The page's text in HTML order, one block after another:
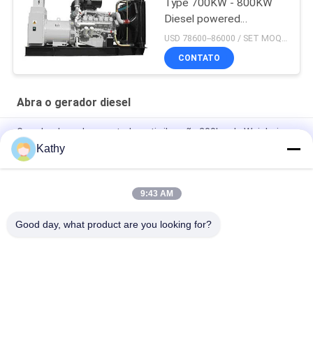
Type 700KW - 800KW
Diesel powered
Generator for Industrial USD 78600--86000 / SET MOQ:1 conjunto
CONTATO
Abra o gerador diesel
Gerador de poder montado anti vibração 200kw de Weichai
250kva WP10D264E200
cilindros diesel abertos WP10D238E200 do gerador 4 de
Kathy
9:43 AM
Good day, what product are you looking for?